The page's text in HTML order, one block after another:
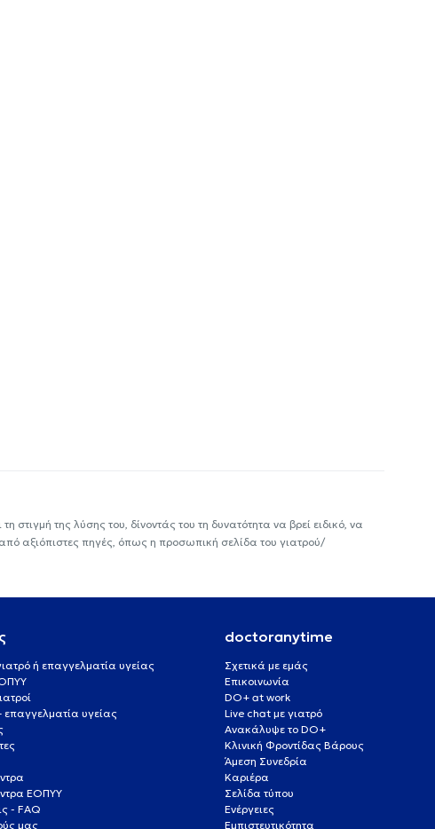
της λύσης του, δίνοντάς του τη δυνατότητα να βρεί ειδικό, να
αξιόπιστες πηγές, όπως η προσωπική σελίδα του γιατρού/
ή επαγγελματία υγείας
υγείας
ΕΟΠΥΥ
- FAQ
μας
doctoranytime
Σχετικά με εμάς
Επικοινωνία
DO+ at work
Live chat με γιατρό
Ανακάλυψε το DO+
Κλινική Φροντίδας Βάρους
Άμεση Συνεδρία
Καριέρα
Σελίδα τύπου
Ενέργειες
Εμπιστευτικότητα